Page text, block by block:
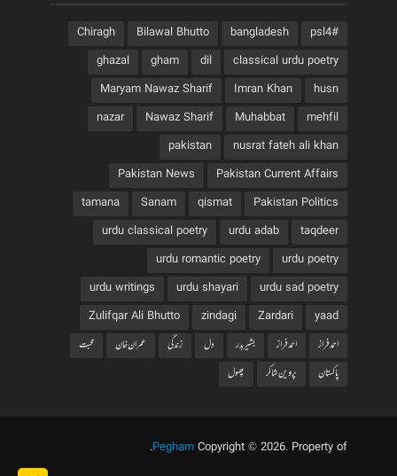
#psl4
bangladesh
Bilawal Bhutto
Chiragh
classical urdu poetry
dil
gham
ghazal
husn
Imran Khan
Maryam Nawaz Sharif
mehfil
Muhabbat
Nawaz Sharif
nazar
nusrat fateh ali khan
pakistan
Pakistan Current Affairs
Pakistan News
Pakistan Politics
qismat
Sanam
tamana
taqdeer
urdu adab
urdu classical poetry
urdu poetry
urdu romantic poetry
urdu sad poetry
urdu shayari
urdu writings
yaad
Zardari
zindagi
Zulifqar Ali Bhutto
احمد فراز
احمدفراز بشیربدر دل زندگی عمران خان
محبت
پاکستان
پروین شاکر پھول
Copyright © 2026. Property of
Pegham
.